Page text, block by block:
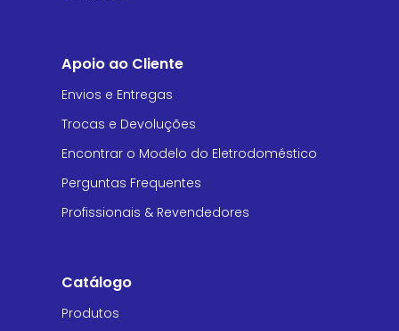
Apoio ao Cliente
Envios e Entregas
Trocas e Devoluções
Encontrar o Modelo do Eletrodoméstico
Perguntas Frequentes
Profissionais & Revendedores
Catálogo
Produtos